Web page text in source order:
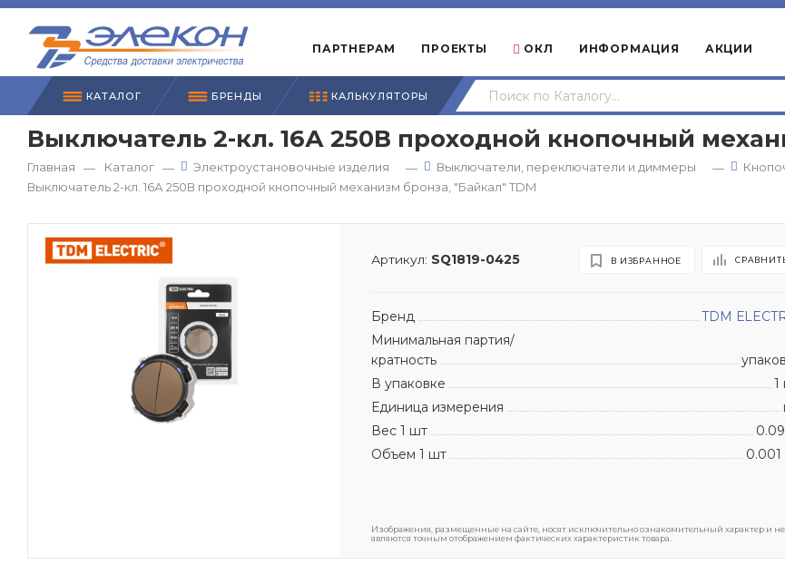
ПАРТНЕРАМ ПРОЕКТЫ ОКЛ ИНФОРМАЦИЯ АКЦИИ
КАТАЛОГ БРЕНДЫ КАЛЬКУЛЯТОРЫ
Выключатель 2-кл. 16А 250В проходной кнопочный
Главная — Каталог — Электроустановочные изделия — Выключатели, переключатели и диммеры —
Выключатель 2-кл. 16А 250В проходной кнопочный механизм бронза, "Байкал" TDM
Артикул: SQ1819-0425 В ИЗБРАННОЕ
Бренд
TDM
Минимальная партия/
кратность
В упаковке
1
Единица измерения
Вес 1 шт
Объем 1 шт
0.001
Изображения, размещенные на сайте, носят исключительно ознакомительный характер и не
являются точным отображением фактических характеристик товара.